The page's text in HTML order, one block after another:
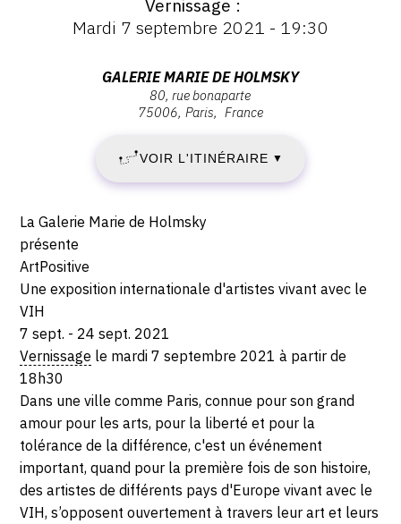
CONTACT
CGV
SUIVEZ-NOUS
INSTAGRAM
TWITTER
:
7
2021
-
24
2021
Vernissage
Mardi 7 septembre 2021 - 19:30
80,
Rue
Bonaparte,
75006
Paris
GALERIE MARIE DE HOLMSKY
80, rue bonaparte
75006 Paris France
VOIR L'ITINÉRAIRE ▼
Description,
horaires...
La Galerie Marie de Holmsky
présente
ArtPositive
Une exposition internationale d'artistes vivant avec le
VIH
7 sept. - 24 sept. 2021
Vernissage le mardi 7 septembre 2021 à partir de
18h30
Dans une ville comme Paris, connue pour son grand
amour pour les arts, pour la liberté et pour la
tolérance de la différence, c'est un événement
important, quand pour la première fois de son histoire,
des artistes de différents pays d'Europe vivant avec le
VIH, s’opposent ouvertement à travers leur art et leurs